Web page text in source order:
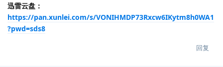
迅雷云盘：
https://pan.xunlei.com/s/VONIHMDP73Rxcw6IKytm8h0WA1
?pwd=sds8
回复